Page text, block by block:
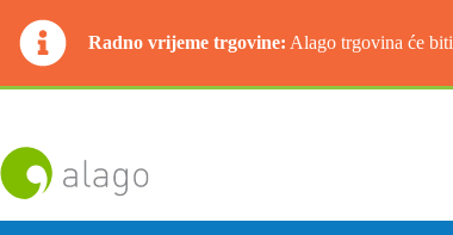
Radno vrijeme trgovine: Alago trgovina će biti
Preskoči